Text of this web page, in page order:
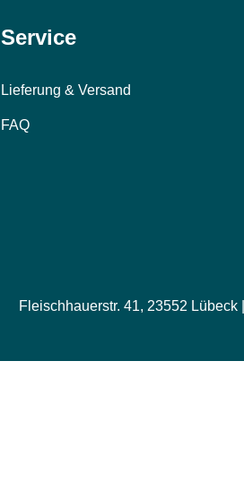
Service
Lieferung & Versand
FAQ
Fleischhauerstr. 41, 23552